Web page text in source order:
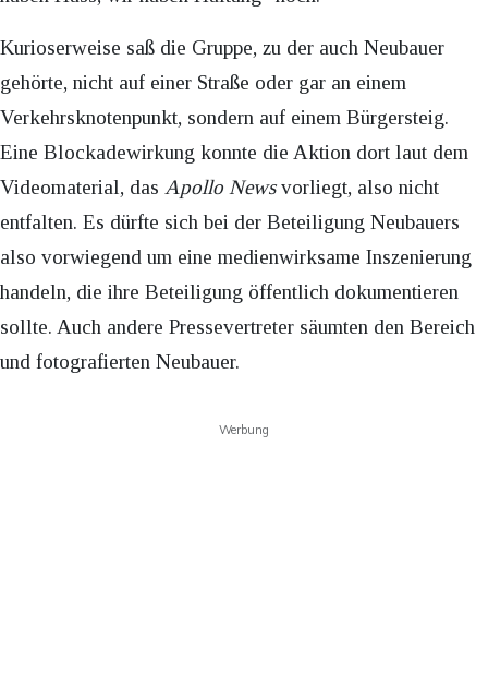
Kurioserweise saß die Gruppe, zu der auch Neubauer
gehörte, nicht auf einer Straße oder gar an einem
Verkehrsknotenpunkt, sondern auf einem Bürgersteig.
Eine Blockadewirkung konnte die Aktion dort laut dem
Videomaterial, das Apollo Newsvorliegt, also nicht
entfalten. Es dürfte sich bei der Beteiligung Neubauers
also vorwiegend um eine medienwirksame Inszenierung
handeln, die ihre Beteiligung öffentlich dokumentieren
sollte. Auch andere Pressevertreter säumten den Bereich
und fotografierten Neubauer.
Werbung